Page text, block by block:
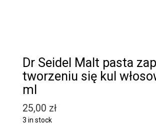
Dr Seidel Malt pasta
tworzeniu się kul
ml
25,00 zł
3 in stock